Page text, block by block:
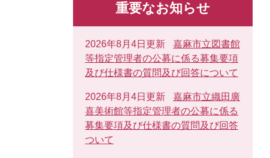
重要なお知らせ
2026年8月4日更新
嘉麻市立図書館
等指定管理者の公募に係る募集要項
及び仕様書の質問及び回答について
2026年8月4日更新
嘉麻市立織田廣
喜美術館等指定管理者の公募に係る
募集要項及び仕様書の質問及び回答
ついて